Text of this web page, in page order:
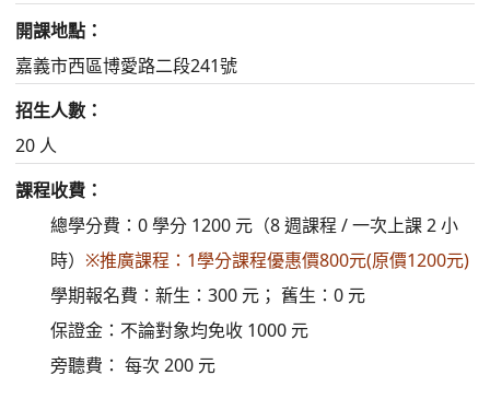
開課地點：
嘉義市西區博愛路二段241號
招生人數：
20 人
課程收費：
總學分費：0 學分 1200 元（8 週課程 / 一次上課 2 小
時） ※推廣課程：1學分課程優惠價800元(原價1200元)
學期報名費：新生：300 元； 舊生：0 元
保證金：不論對象均免收 1000 元
旁聽費： 每次 200 元